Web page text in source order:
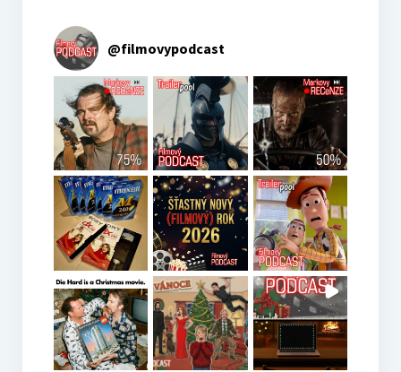
Kupte nám pivo
Co je to Podcast?
Kontakt
@filmovypodcast